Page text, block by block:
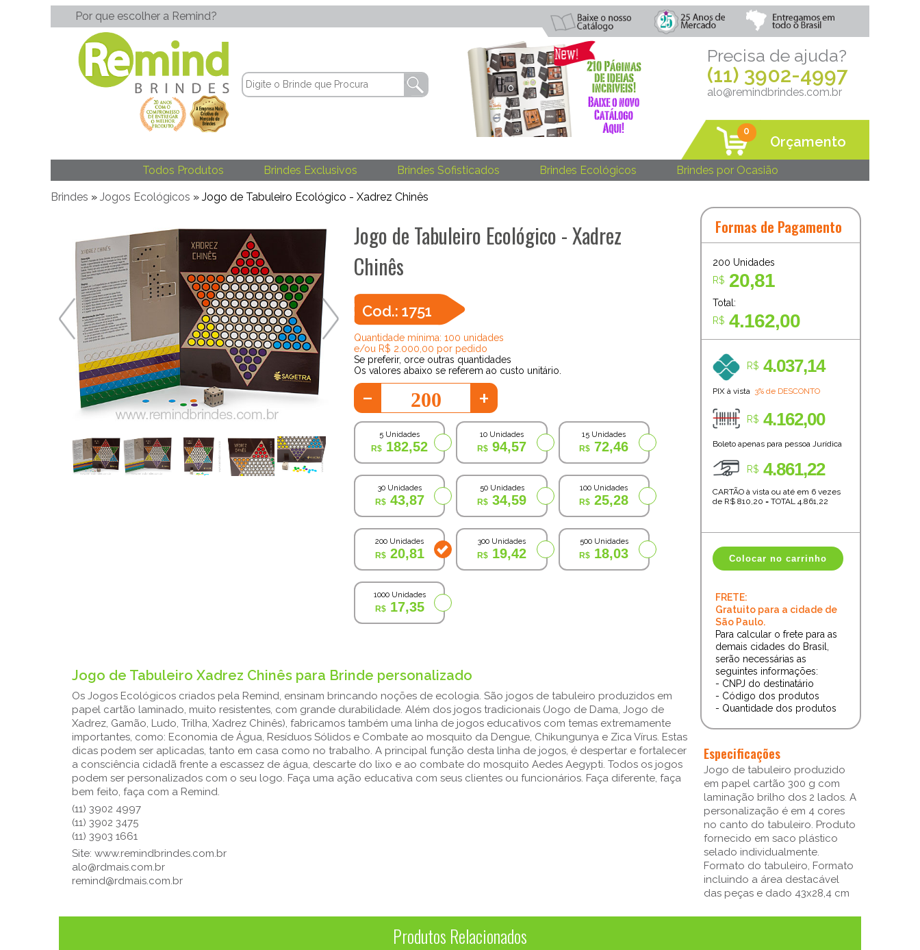
Por que escolher a Remind?
Precisa de ajuda?
(11) 3902-4997
alo@remindbrindes.com.br
0
Orçamento
Todos Produtos Brindes Exclusivos Brindes Sofisticados Brindes Ecológicos Brindes por Ocasião
Brindes »Jogos Ecológicos » Jogo de Tabuleiro Ecológico - Xadrez Chinês
Jogo de Tabuleiro Ecológico - Xadrez
Chinês
Cod.: 1751
Quantidade mínima: 100 unidades
e/ou R$ 2.000,00 por pedido
Se preferir, orce outras quantidades
Os valores abaixo se referem ao custo unitário.
- +
5 Unidades
182,52
10 Unidades
94,57
15 Unidades
72,46
30 Unidades
43,87
50 Unidades
34,59
100 Unidades
25,28
200 Unidades
20,81
300 Unidades
19,42
500 Unidades
18,03
1000 Unidades
17,35
Jogo de Tabuleiro Xadrez Chinês para Brinde personalizado
Os Jogos Ecológicos criados pela Remind, ensinam brincando noções de ecologia. São jogos de tabuleiro produzidos em
papel cartão laminado, muito resistentes, com grande durabilidade. Além dos jogos tradicionais (Jogo de Dama, Jogo de
Xadrez, Gamão, Ludo, Trilha, Xadrez Chinês), fabricamos também uma linha de jogos educativos com temas extremamente
importantes, como: Economia de Água, Resíduos Sólidos e Combate ao mosquito da Dengue, Chikungunya e Zica Vírus. Estas
dicas podem ser aplicadas, tanto em casa como no trabalho. A principal função desta linha de jogos, é despertar e fortalecer
a consciência cidadã frente a escassez de água, descarte do lixo e ao combate do mosquito Aedes Aegypti. Todos os jogos
podem ser personalizados com o seu logo. Faça uma ação educativa com seus clientes ou funcionários. Faça diferente, faça
bem feito, faça com a Remind.
(11) 3902 4997
(11) 3902 3475
(11) 3903 1661
Site: www.remindbrindes.com.br
alo@rdmais.com.br
remind@rdmais.com.br
Formas de Pagamento
200 Unidades
R$ 20,81
Total:
R$ 4.162,00
R$ 4.037,14
PIX à vista 3% de DESCONTO
R$ 4.162,00
Boleto apenas para pessoa Jurídica
R$ 4.861,22
CARTÃO à vista ou até em 6 vezes
de R$810,20 =TOTAL4.861,22
Colocar no carrinho
FRETE:
Gratuito para a cidade de
São Paulo.
Para calcular o frete para as
demais cidades do Brasil,
serão necessárias as
seguintes informações:
- CNPJ do destinatário
- Código dos produtos
- Quantidade dos produtos
Especificações
Jogo de tabuleiro produzido
em papel cartão 300 g com
laminação brilho dos 2 lados. A
personalização é em 4 cores
no canto do tabuleiro. Produto
fornecido em saco plástico
selado individualmente.
Formato do tabuleiro, Formato
incluindo a área destacável
das peças e dado 43x28,4 cm
Produtos Relacionados